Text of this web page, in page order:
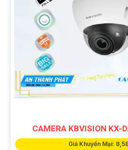
CAMERA KBVISION KX-
Giá Khuyến Mại: